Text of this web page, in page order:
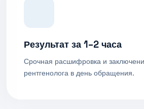
Результат за 1–2 часа
Срочная расшифровка и
рентгенолога в день обращения.